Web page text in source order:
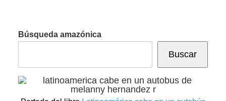
Búsqueda amazónica
Buscar